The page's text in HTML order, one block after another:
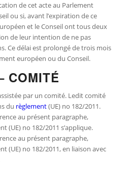
de cet acte au Parlement
ou si, avant l’expiration de ce
et le Conseil ont tous deux
de leur intention de ne pas
Ce délai est prolongé de trois mois
européen ou du Conseil.
COMITÉ
par un comité. Ledit comité
du règlement(UE) no 182/2011.
au présent paragraphe,
(UE) no 182/2011 s’applique.
au présent paragraphe,
(UE) no 182/2011, en liaison avec